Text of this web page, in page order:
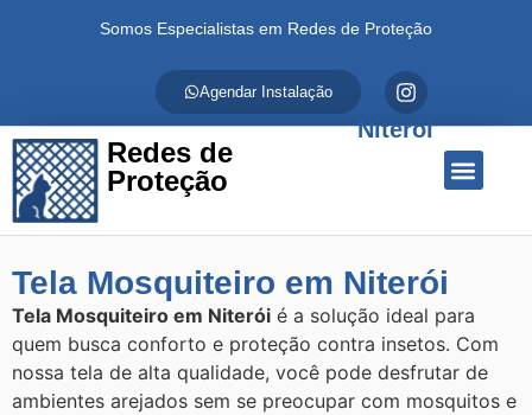
Somos Especialistas em Redes de Proteção
Agendar Instalação
Redes de
Proteção
Niterói
Tela Mosquiteiro em Niterói
Tela Mosquiteiro em Niterói é a solução ideal para
quem busca conforto e proteção contra insetos. Com
nossa tela de alta qualidade, você pode desfrutar de
ambientes arejados sem se preocupar com mosquitos e